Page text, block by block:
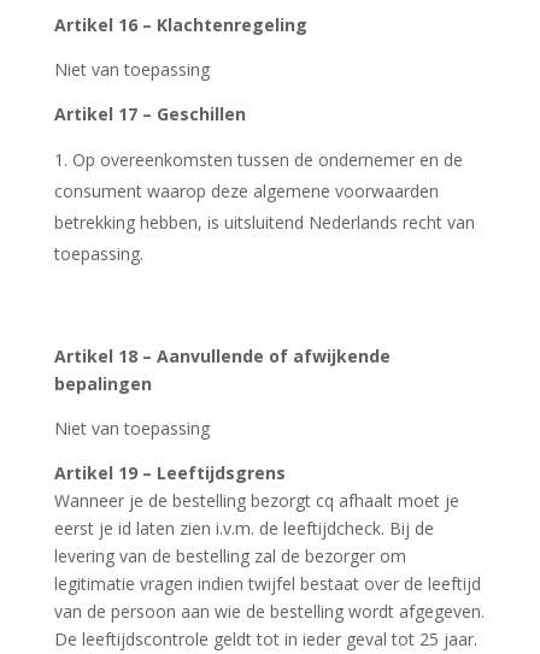
Artikel 16 – Klachtenregeling
Niet van toepassing
Artikel 17 – Geschillen
Op overeenkomsten tussen de ondernemer en de
consument waarop deze algemene voorwaarden
betrekking hebben, is uitsluitend Nederlands recht van
toepassing.
Artikel 18 – Aanvullende of afwijkende
bepalingen
Niet van toepassing
Artikel 19 – Leeftijdsgrens
Wanneer je de bestelling bezorgt cq afhaalt moet je
eerst je id laten zien i.v.m. de leeftijdcheck. Bij de
levering van de bestelling zal de bezorger om
legitimatie vragen indien twijfel bestaat over de leeftijd
van de persoon aan wie de bestelling wordt afgegeven.
De leeftijdscontrole geldt tot in ieder geval tot 25 jaar.